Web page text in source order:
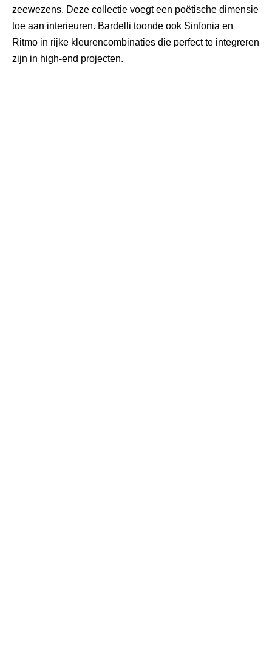
zeewezens. Deze collectie voegt een poëtische dimensie
toe aan interieuren. Bardelli toonde ook Sinfonia en
Ritmo in rijke kleurencombinaties die perfect te integreren
zijn in high-end projecten.